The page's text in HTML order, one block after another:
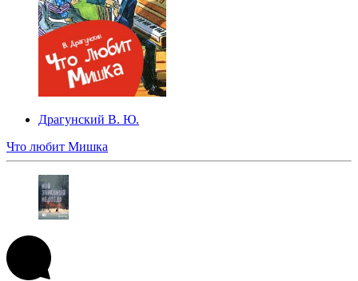
Драгунский В. Ю.
Что любит Мишка